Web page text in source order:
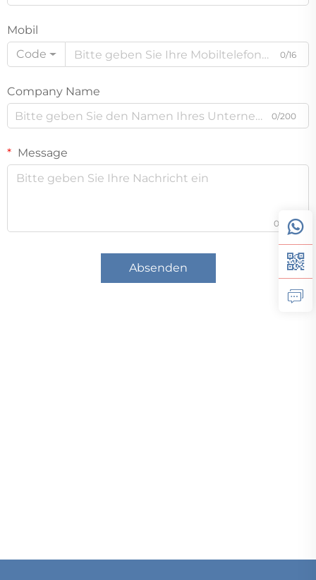
Mobil
Code
0/16
Company Name
0/200
Message
0/1000
Absenden